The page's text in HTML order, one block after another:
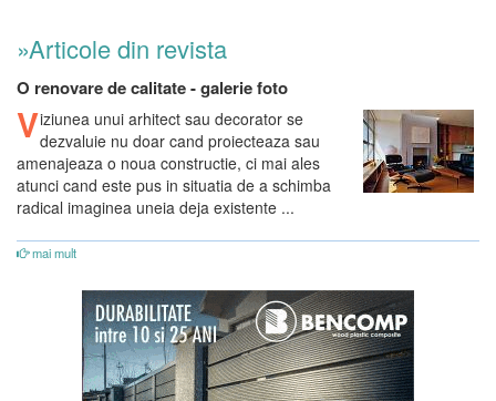
»Articole din revista
O renovare de calitate - galerie foto
Viziunea unui arhitect sau decorator se
dezvaluie nu doar cand proiecteaza sau
amenajeaza o noua constructie, ci mai ales
atunci cand este pus in situatia de a schimba
radical imaginea uneia deja existente ...
mai mult